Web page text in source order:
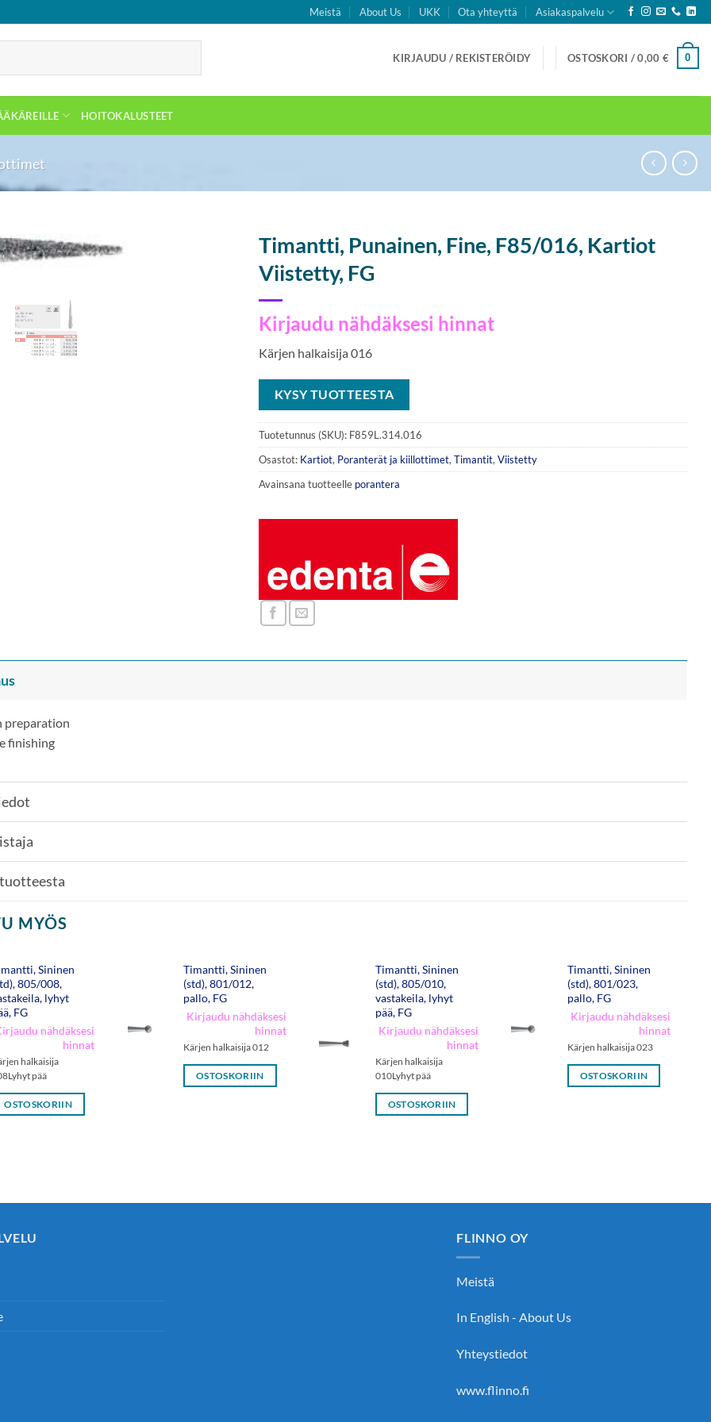
Meistä About Us UKK Ota yhteyttä Asiakaspalvelu
KIRJAUDU / REKISTERÖIDY OSTOSKORI /0,00 € 0
HOITOKALUSTEET
Timantti, Punainen, Fine, F85/016, Kartiot
Viistetty, FG
Kirjaudu nähdäksesi hinnat
Kärjen halkaisija 016
KYSY TUOTTEESTA
Tuotetunnus (SKU): F859L.314.016
Osastot: Kartiot, Poranterät ja kiillottimet,Timantit,Viistetty
Avainsana tuotteelle porantera
preparation
finishing
MYÖS
Sininen
805/008,
lyhyt
FG
nähdäksesi
hinnat
halkaisija
pää
OSTOSKORIIN
Timantti, Sininen
(std), 801/012,
pallo, FG
Kirjaudu nähdäksesi
hinnat
Kärjen halkaisija 012
OSTOSKORIIN
Timantti, Sininen
(std), 805/010,
vastakeila, lyhyt
pää, FG
Kirjaudu nähdäksesi
hinnat
Kärjen halkaisija
010Lyhyt pää
OSTOSKORIIN
Timantti, Sininen
(std), 801/023,
pallo, FG
Kirjaudu nähdäksesi
hinnat
Kärjen halkaisija 023
OSTOSKORIIN
FLINNO OY
Meistä
In English - About Us
Yhteystiedot
www.flinno.fi